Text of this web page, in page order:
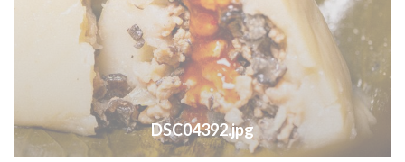
DSC04392.jpg